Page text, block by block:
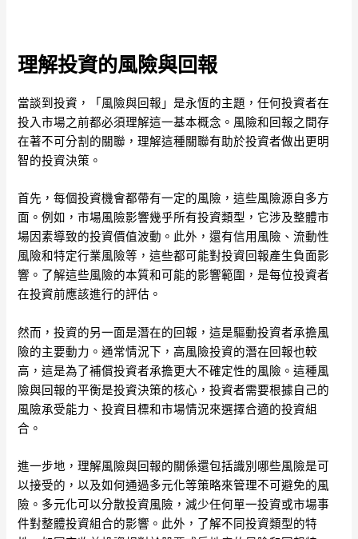
理解投資的風險與回報
當談到投資，「風險與回報」是永恆的主題，任何投資者在
投入市場之前都必須理解這一基本概念。風險和回報之間存
在著不可分割的關聯，理解這種關聯有助於投資者做出更明
智的投資決策。
首先，每個投資機會都帶有一定的風險，這些風險源自多方
面。例如，市場風險影響幾乎所有投資類型，它涉及整體市
場因素導致的投資價值波動。此外，還有信用風險、流動性
風險和特定行業風險等，這些都可能對投資回報產生負面影
響。了解這些風險的本質和可能的影響範圍，是每位投資者
在投資前應該進行的評估。
然而，投資的另一面是潛在的回報，這是驅動投資者承擔風
險的主要動力。通常情況下，高風險投資的潛在回報也較
高，這是為了補償投資者承擔更大不確定性的風險。這種風
險與回報的平衡是投資決策的核心，投資者需要根據自己的
風險承受能力、投資目標和市場情況來選擇合適的投資組
合。
進一步地，理解風險與回報的關係還包括識別哪些風險是可
以接受的，以及如何通過多元化等策略來管理不可避免的風
險。多元化可以分散投資風險，減少任何單一投資或市場事
件對整體投資組合的影響。此外，了解不同投資類型的特